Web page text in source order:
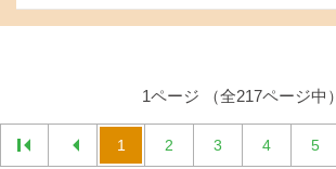
1ページ （全217ページ中）
1 2 3 4 5